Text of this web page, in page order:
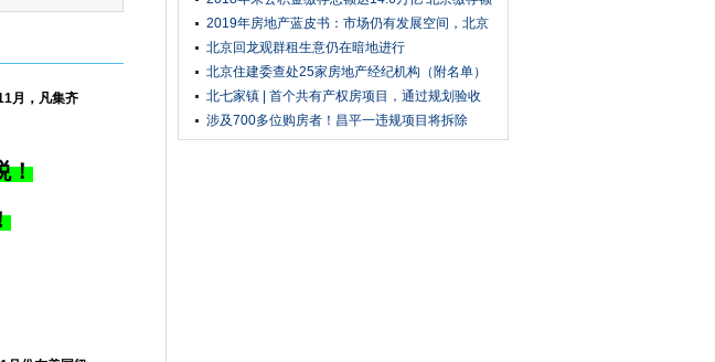
月，凡集齐
！
排前三
2019年房地产蓝皮书：市场仍有发展空间，北京
进入“三稳”趋势
北京回龙观群租生意仍在暗地进行
北京住建委查处25家房地产经纪机构（附名单）
北七家镇 | 首个共有产权房项目，通过规划验收
涉及700多位购房者！昌平一违规项目将拆除